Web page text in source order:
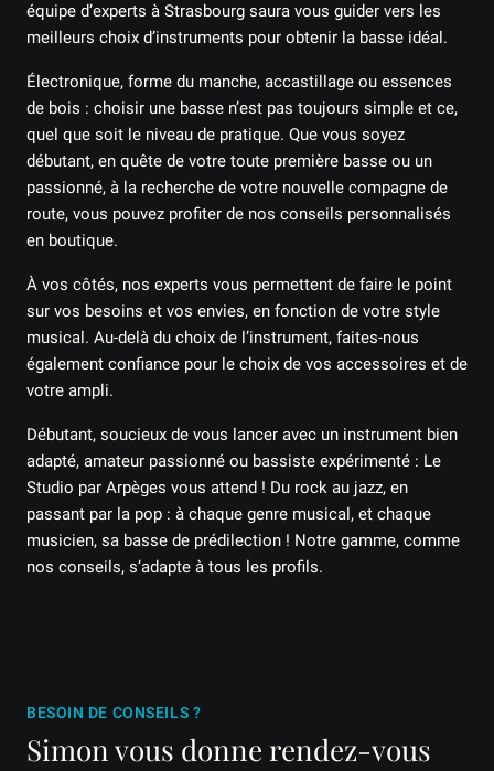
équipe d’experts à Strasbourg saura vous guider vers les
meilleurs choix d’instruments pour obtenir la basse idéal.
Électronique, forme du manche, accastillage ou essences
de bois : choisir une basse n’est pas toujours simple et ce,
quel que soit le niveau de pratique. Que vous soyez
débutant, en quête de votre toute première basse ou un
passionné, à la recherche de votre nouvelle compagne de
route, vous pouvez profiter de nos conseils personnalisés
en boutique.
À vos côtés, nos experts vous permettent de faire le point
sur vos besoins et vos envies, en fonction de votre style
musical. Au-delà du choix de l’instrument, faites-nous
également confiance pour le choix de vos accessoires et de
votre ampli.
Débutant, soucieux de vous lancer avec un instrument bien
adapté, amateur passionné ou bassiste expérimenté : Le
Studio par Arpèges vous attend ! Du rock au jazz, en
passant par la pop : à chaque genre musical, et chaque
musicien, sa basse de prédilection ! Notre gamme, comme
nos conseils, s’adapte à tous les profils.
BESOIN DE CONSEILS ?
Simon vous donne rendez-vous